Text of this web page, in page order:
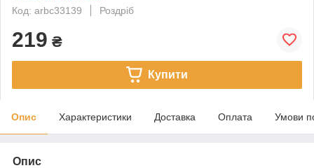
Код: arbc33139
Роздріб
219 ₴
Купити
Опис Характеристики Доставка Оплата Умови
Опис